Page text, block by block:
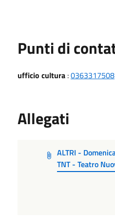
Punti di
ufficio cultura :0363317508
Allegati
ALTRI -
TNT - Teatro